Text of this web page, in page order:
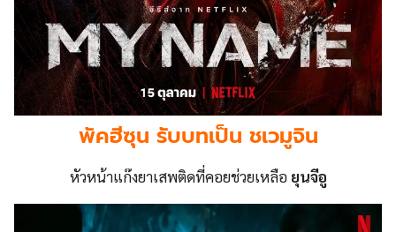
พัคฮีซุน รับบทเป็น ชเวมูจิน
หัวหน้าแก๊งยาเสพติดที่คอยช่วยเหลือ ยุนจีอู